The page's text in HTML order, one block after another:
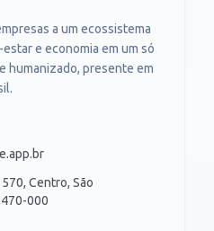
a um ecossistema
e economia em um só
humanizado, presente em
Centro, São
000